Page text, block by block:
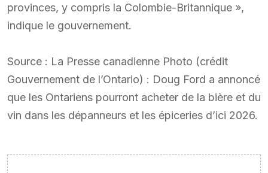
provinces, y compris la Colombie-Britannique »,
indique le gouvernement.
Source : La Presse canadienne Photo (crédit
Gouvernement de l’Ontario) : Doug Ford a annoncé
que les Ontariens pourront acheter de la bière et du
vin dans les dépanneurs et les épiceries d’ici 2026.